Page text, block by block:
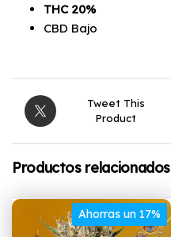
THC 20%
CBD Bajo
Tweet This
Product
Productos relacionados
Ahorras un 17%